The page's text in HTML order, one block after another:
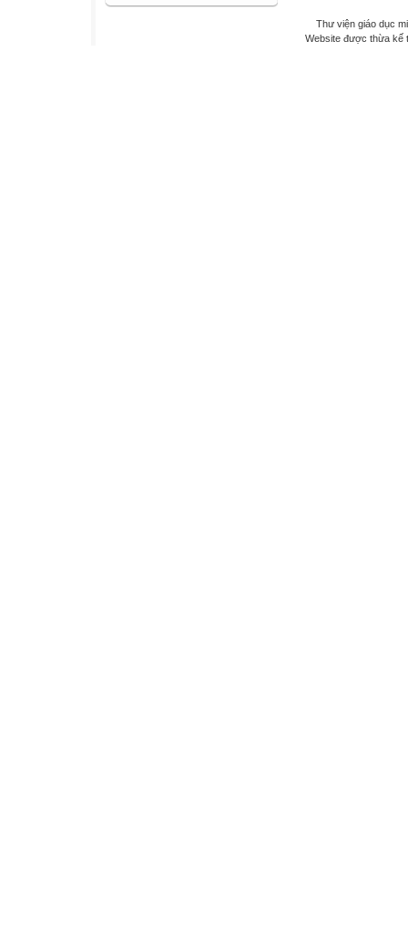
Thư viện giáo dục
Website được thừa kế